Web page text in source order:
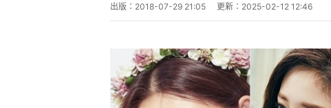
出版： 2018-07-29 21:05 更新： 2025-02-12 12:46